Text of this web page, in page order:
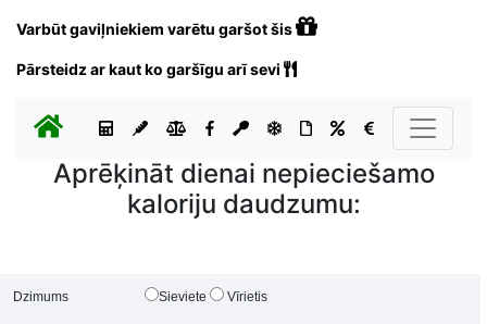
Varbūt gaviļniekiem varētu garšot šis
Pārsteidz ar kaut ko garšīgu arī sevi
Aprēķināt dienai nepieciešamo
kaloriju daudzumu:
Dzimums Sieviete Vīrietis